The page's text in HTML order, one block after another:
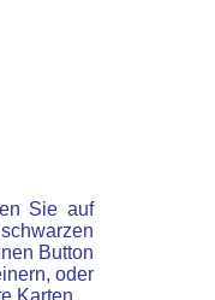
Sie auf
Button
oder
Karten.